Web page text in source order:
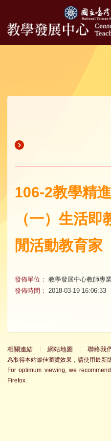
106-2教學精
（一）生活
閒活動教育家
發佈單位： 教學發展中心教師專
發佈時間：
2018-03-19 16:06:33
相關連結 網站地圖 聯絡我
為取得本站最佳瀏覽效果，請使用最新
For optimum viewing, we
Firefox.